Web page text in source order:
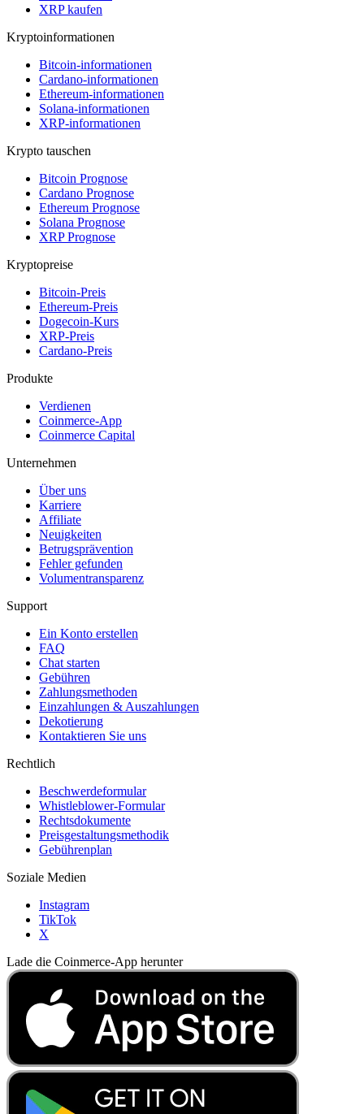
XRP kaufen
Kryptoinformationen
Bitcoin-informationen
Cardano-informationen
Ethereum-informationen
Solana-informationen
XRP-informationen
Krypto tauschen
Bitcoin Prognose
Cardano Prognose
Ethereum Prognose
Solana Prognose
XRP Prognose
Kryptopreise
Bitcoin-Preis
Ethereum-Preis
Dogecoin-Kurs
XRP-Preis
Cardano-Preis
Produkte
Verdienen
Coinmerce-App
Coinmerce Capital
Unternehmen
Über uns
Karriere
Affiliate
Neuigkeiten
Betrugsprävention
Fehler gefunden
Volumentransparenz
Support
Ein Konto erstellen
FAQ
Chat starten
Gebühren
Zahlungsmethoden
Einzahlungen & Auszahlungen
Dekotierung
Kontaktieren Sie uns
Rechtlich
Beschwerdeformular
Whistleblower-Formular
Rechtsdokumente
Preisgestaltungsmethodik
Gebührenplan
Soziale Medien
Instagram
TikTok
X
Lade die Coinmerce-App herunter